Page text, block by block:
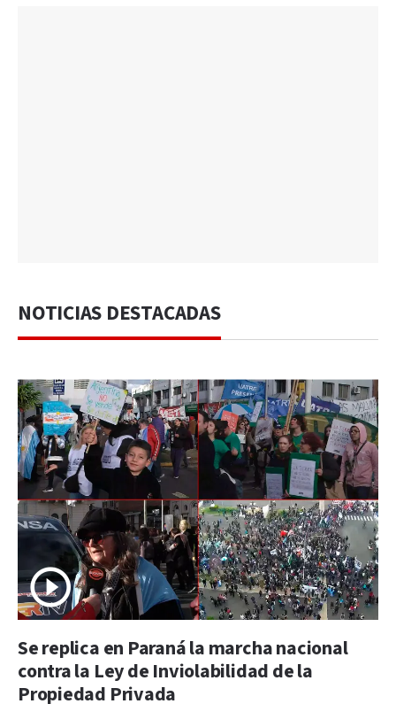
NOTICIAS DESTACADAS
Se replica en Paraná la marcha nacional
contra la Ley de Inviolabilidad de la
Propiedad Privada